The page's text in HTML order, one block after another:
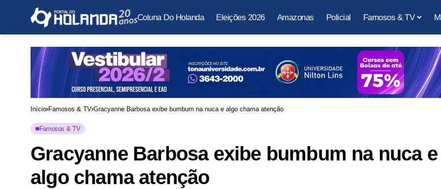
Coluna Do Holanda Eleições 2026 Amazonas Policial Famosos & TV
Início Famosos & TV Gracyanne Barbosa exibe bumbum na nuca e algo chama atenção
Famosos & TV
Gracyanne Barbosa exibe bumbum na nuca e
algo chama atenção